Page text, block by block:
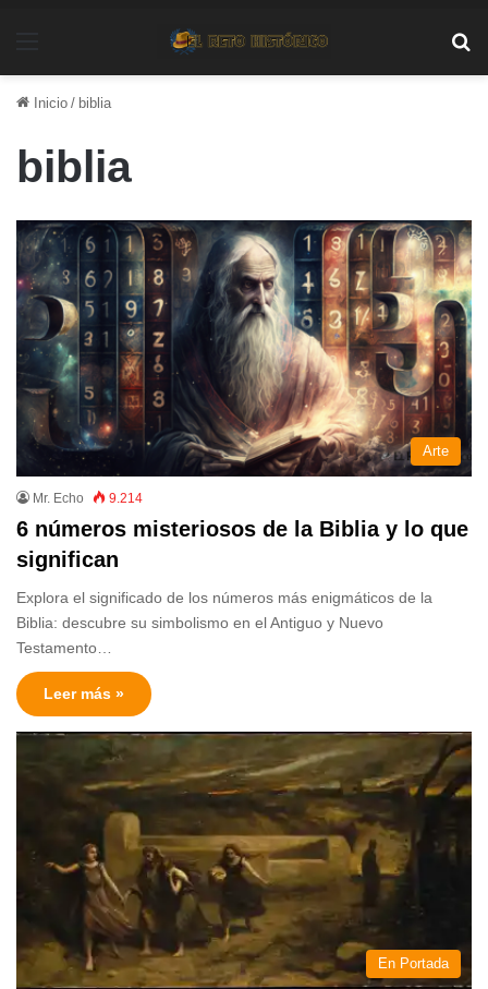
Inicio / biblia
biblia
Arte
Mr. Echo 9.214
6 números misteriosos de la Biblia y lo que
significan
Explora el significado de los números más enigmáticos de la
Biblia: descubre su simbolismo en el Antiguo y Nuevo
Testamento…
Leer más »
En Portada